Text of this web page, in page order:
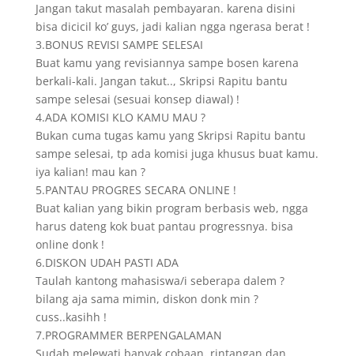
Jangan takut masalah pembayaran. karena disini
bisa dicicil ko’ guys, jadi kalian ngga ngerasa berat !
3.BONUS REVISI SAMPE SELESAI
Buat kamu yang revisiannya sampe bosen karena
berkali-kali. Jangan takut.., Skripsi Rapitu bantu
sampe selesai (sesuai konsep diawal) !
4.ADA KOMISI KLO KAMU MAU ?
Bukan cuma tugas kamu yang Skripsi Rapitu bantu
sampe selesai, tp ada komisi juga khusus buat kamu.
iya kalian! mau kan ?
5.PANTAU PROGRES SECARA ONLINE !
Buat kalian yang bikin program berbasis web, ngga
harus dateng kok buat pantau progressnya. bisa
online donk !
6.DISKON UDAH PASTI ADA
Taulah kantong mahasiswa/i seberapa dalem ?
bilang aja sama mimin, diskon donk min ?
cuss..kasihh !
7.PROGRAMMER BERPENGALAMAN